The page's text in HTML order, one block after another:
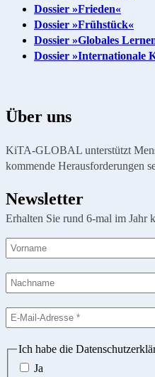
Dossier »Frieden«
Dossier »Frühstück«
Dossier »Globales
Dossier »Internationale
Über uns
KiTA-GLOBAL unterstützt
kommende Herausforderungen
Newsletter
Erhalten Sie rund 6-mal im Jahr
Ich habe die
Ja